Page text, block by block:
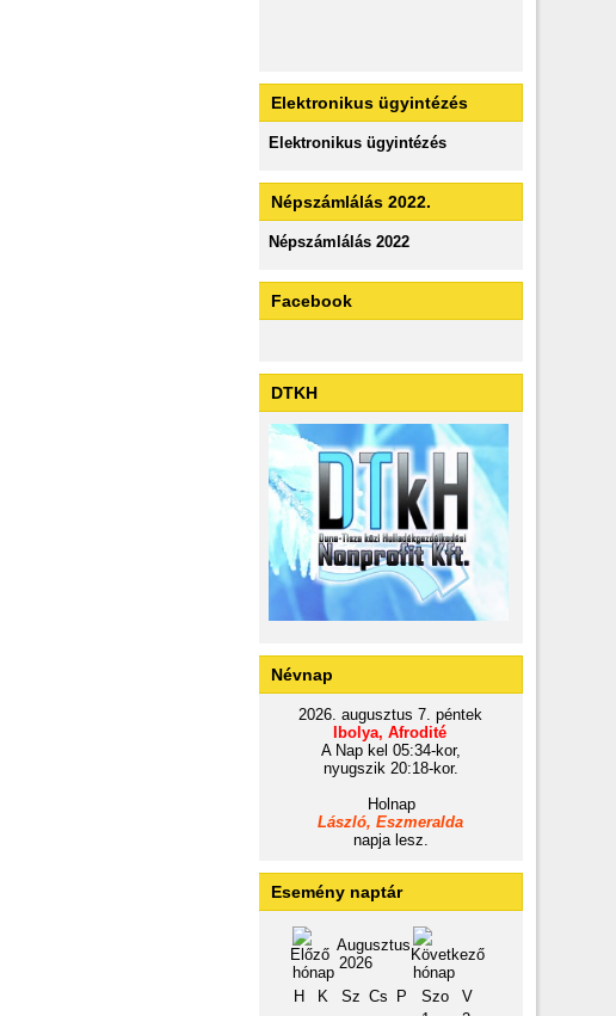
Elektronikus ügyintézés
Elektronikus ügyintézés
Népszámlálás 2022.
Népszámlálás 2022
Facebook
DTKH
Névnap
2026. augusztus 7. péntek
Ibolya, Afrodité
A Nap kel 05:34-kor,
nyugszik 20:18-kor.
Holnap
László, Eszmeralda
napja lesz.
Esemény naptár
Augusztus
2026
H
K Sz Cs P Szo
V